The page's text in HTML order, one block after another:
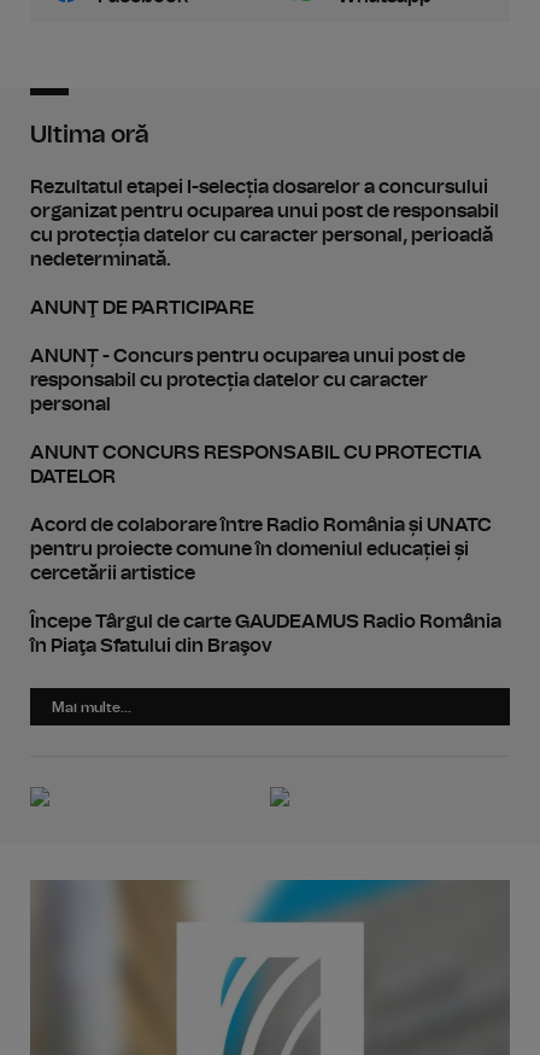
Ultima oră
Rezultatul etapei I-selecția dosarelor a concursului
organizat pentru ocuparea unui post de responsabil
cu protecția datelor cu caracter personal, perioadă
nedeterminată.
ANUNŢ DE PARTICIPARE
ANUNȚ - Concurs pentru ocuparea unui post de
responsabil cu protecția datelor cu caracter
personal
ANUNT CONCURS RESPONSABIL CU PROTECTIA
DATELOR
Acord de colaborare între Radio România și UNATC
pentru proiecte comune în domeniul educației și
cercetării artistice
Începe Târgul de carte GAUDEAMUS Radio România
în Piaţa Sfatului din Braşov
Mai multe...